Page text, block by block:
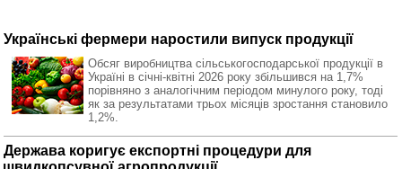
Українські фермери наростили випуск продукції
Обсяг виробництва сільськогосподарської продукції в
Україні в січні-квітні 2026 року збільшився на 1,7%
порівняно з аналогічним періодом минулого року, тоді
як за результатами трьох місяців зростання становило
1,2%.
Держава коригує експортні процедури для